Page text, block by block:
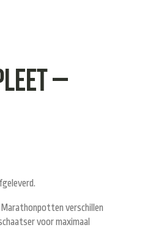
–
verschillen
voor maximaal